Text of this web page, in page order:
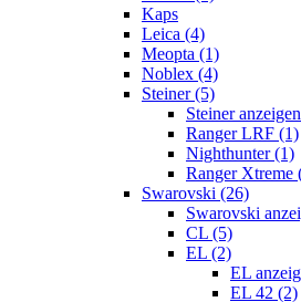
Kaps
Leica (4)
Meopta (1)
Noblex (4)
Steiner (5)
Steiner anzeigen
Ranger LRF (1)
Nighthunter (1)
Ranger Xtreme
Swarovski (26)
Swarovski
CL (5)
EL (2)
EL
EL 42 (2)